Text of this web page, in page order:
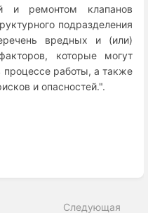
и ремонтом клапанов
подразделения
вредных и (или)
которые могут
процессе работы, а также
и опасностей.".
Следующая